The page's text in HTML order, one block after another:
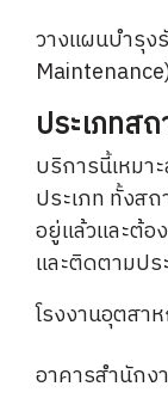
วางแผนบำรุง
ประเภทส
บริการนี้เหมา
ประเภท ทั้งส
อยู่แล้วและต้อ
และติดตามป
โรงงานอุตสา
อาคารสำนักง